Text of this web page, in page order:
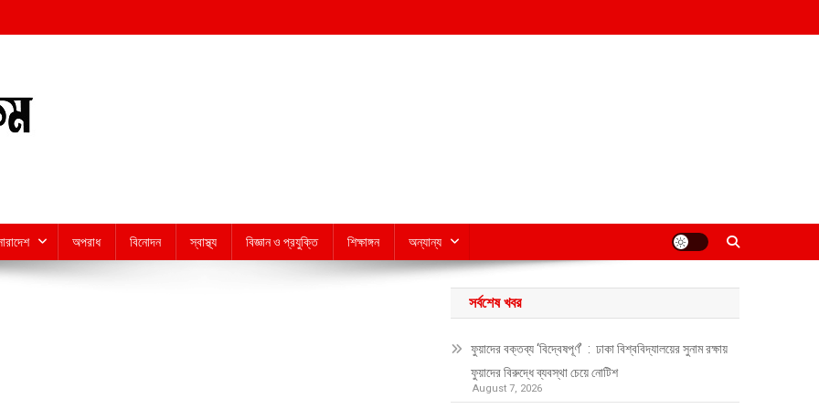
অপরাধ বিনোদন স্বাস্থ্য বিজ্ঞান ও প্রযুক্তি শিক্ষাঙ্গন অন্যান্য
সর্বশেষ খবর
ফুয়াদের বক্তব্য ‘বিদ্বেষপূর্ণ’ : ঢাকা বিশ্ববিদ্যালয়ের সুনাম রক্ষায়
ফুয়াদের বিরুদ্ধে ব্যবস্থা চেয়ে নোটিশ
August 7, 2026